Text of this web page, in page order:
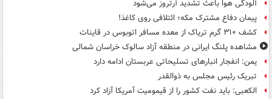
آلودگی هوا باعث تشدید آرتروز می‌شود
پیمان دفاع مشترک مکه؛ ائتلافی روی کاغذ!
کشف ۳۱۰ گرم تریاک از معده مسافر اتوبوس در قاینات
مشاهده پلنگ ایرانی در منطقه آزاد سالوک خراسان شمالی
یمن: انفجار انبارهای تسلیحاتی عربستان ادامه دارد
تبریک رئیس مجلس به ذوالقدر
الکعبی: باید نفت کشور را از قیمومیت آمریکا آزاد کرد